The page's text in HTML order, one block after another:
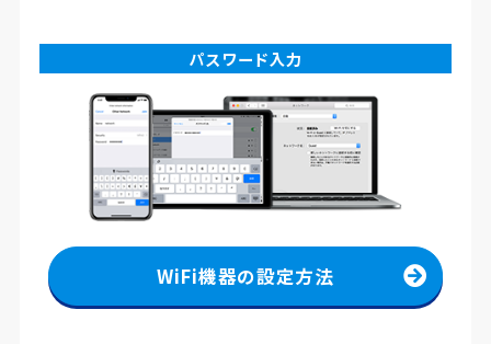
パスワード入力
WiFi機器の設定方法